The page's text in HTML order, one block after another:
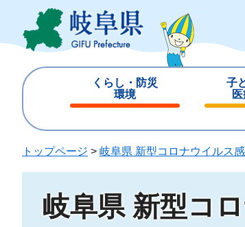
ジ
ュ
くらし・防災
環境
じ
子
じ
る
トップページ > 岐阜県 新型コロナウイルス
岐阜県 新型コ